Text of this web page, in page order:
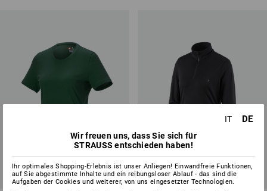
IT DE
Wir freuen uns, dass Sie sich für
STRAUSS entschieden haben!
Ihr optimales Shopping-Erlebnis ist unser Anliegen! Einwandfreie Funktionen,
auf Sie abgestimmte Inhalte und ein reibungsloser Ablauf - das sind die
Aufgaben der Cookies und weiterer, von uns eingesetzter Technologien.